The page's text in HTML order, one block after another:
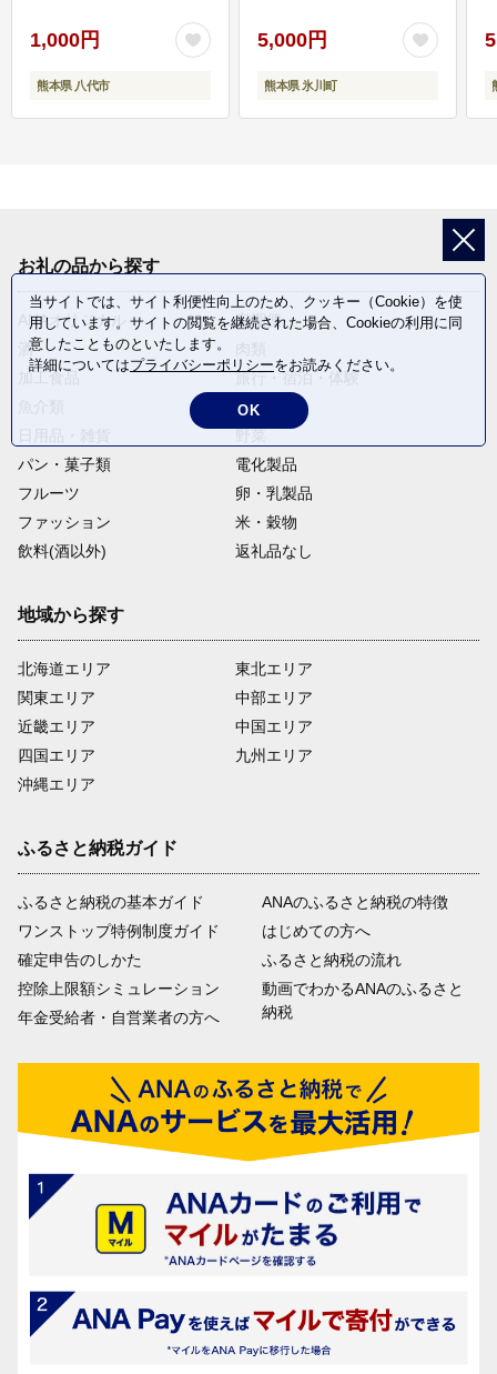
1,000円
熊本県 八代市
5,000円
熊本県 氷川町
お礼の品から探す
ANAオリジナル
定期便
酒
加工食品
旅行・宿泊・体験
麺類
パン・菓子類
電化製品
フルーツ
卵・乳製品
ファッション
米・穀物
飲料(酒以外)
返礼品なし
地域から探す
北海道エリア
関東エリア
近畿エリア
四国エリア
沖縄エリア
東北エリア
中部エリア
中国エリア
九州エリア
ふるさと納税ガイド
ふるさと納税の基本ガイド
ワンストップ特例制度ガイド
確定申告のしかた
控除上限額シミュレーション
年金受給者・自営業者の方へ
ANAのふるさと納税の特徴
はじめての方へ
ふるさと納税の流れ
動画でわかるANAのふるさと
納税
当サイトでは、サイト利便性向上のため、クッキー（Cookie）を使
用しています。サイトの閲覧を継続された場合、Cookieの利用に同
意したことものといたします。
詳細についてはプライバシーポリシーをお読みください。
OK